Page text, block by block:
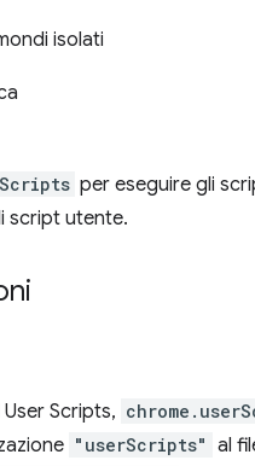
isolati
per eseguire gli
script utente.
Scripts,
"userScripts" al